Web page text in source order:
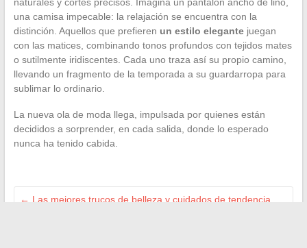
una camisa impecable: la relajación se encuentra con la
distinción. Aquellos que prefieren un estilo elegantejuegan
con las matices, combinando tonos profundos con tejidos mates
o sutilmente iridiscentes. Cada uno traza así su propio camino,
llevando un fragmento de la temporada a su guardarropa para
sublimar lo ordinario.
La nueva ola de moda llega, impulsada por quienes están
decididos a sorprender, en cada salida, donde lo esperado
nunca ha tenido cabida.
← Las mejores trucos de belleza y cuidados de tendencia